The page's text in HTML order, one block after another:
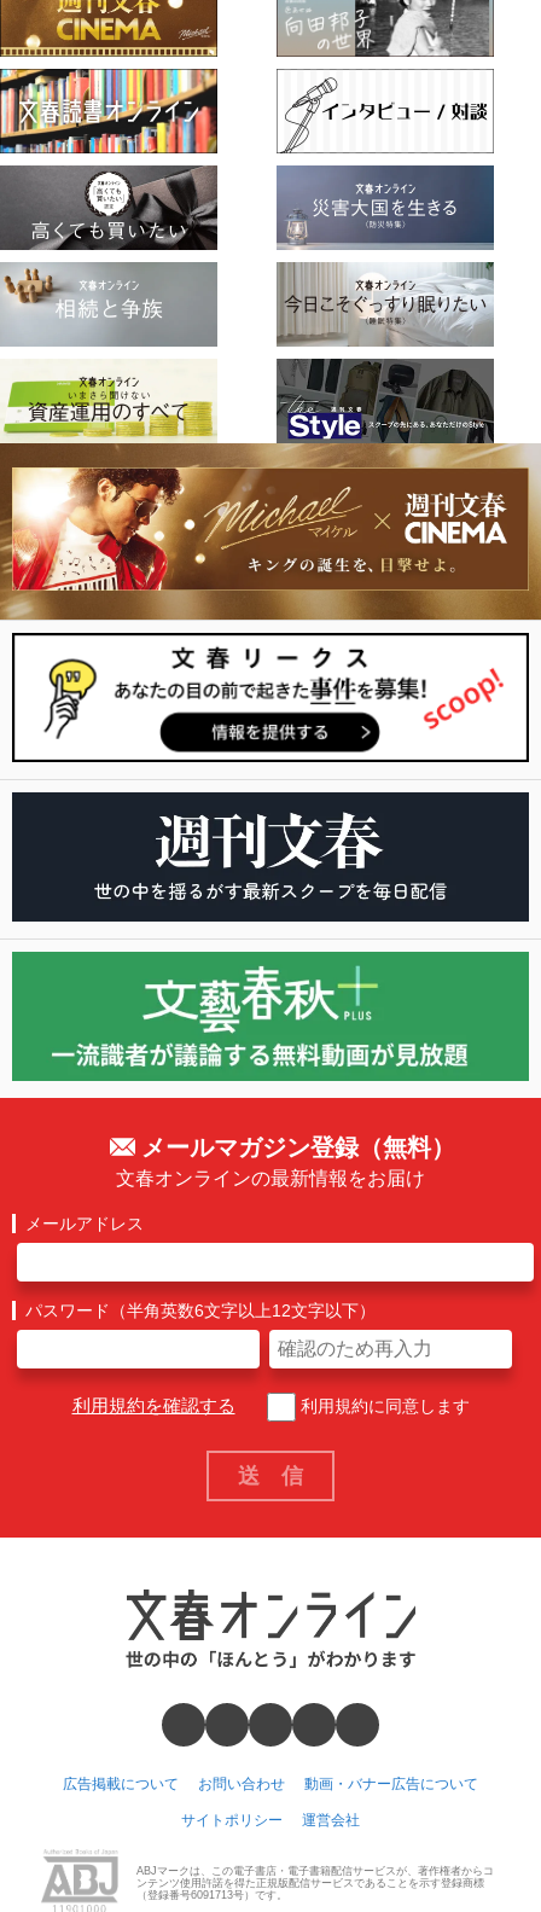
メールマガジン登録（無料）
文春オンラインの最新情報をお届け
メールアドレス
パスワード（半角英数6文字以上12文字以下）
利用規約を確認する 利用規約に同意します
広告掲載について お問い合わせ 動画・バナー広告について
サイトポリシー 運営会社
ABJマークは、この電子書店・電子書籍配信サービスが、著作権者からコ
ンテンツ使用許諾を得た正規版配信サービスであることを示す登録商標
（登録番号6091713号）です。